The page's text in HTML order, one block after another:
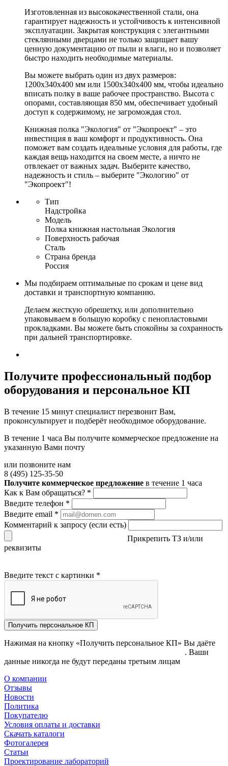
Изготовленная из высококачественной стали, она
гарантирует надежность и устойчивость к интенсивной
эксплуатации. Закрытая конструкция с элегантными
стеклянными дверцами не только защищает вашу
ценную документацию от пыли и влаги, но и позволяет
быстро находить необходимые материалы.
Вы можете выбрать один из двух размеров:
1200х340х400 мм или 1500х340х400 мм, чтобы идеально
вписать полку в ваше рабочее пространство. Высота с
опорами, составляющая 850 мм, обеспечивает удобный
доступ к содержимому, не загромождая стол.
Книжная полка "Экология" от "Экопроект" – это
инвестиция в ваш комфорт и продуктивность. Она
поможет вам создать идеальные условия для работы, где
каждая вещь находится на своем месте, а ничто не
отвлекает от важных задач. Выберите качество,
надежность и стиль – выберите "Экологию" от
"Экопроект"!
Тип
Надстройка
Модель
Полка книжная настольная Экология
Поверхность рабочая
Сталь
Страна бренда
Россия
Мы подбираем оптимальные по срокам и цене вид
доставки и транспортную компанию.
Делаем жесткую обрешетку, или дополнительно
упаковываем в большую коробку с пенопластовыми
прокладками. Вы можете быть спокойны за сохранность
при дальней транспортировке.
Получите профессиональный подбор
оборудования и персональное КП
В течение 15 минут специалист перезвонит Вам,
проконсультирует и подберёт необходимое оборудование.
В течение 1 часа Вы получите коммерческое предложение на
указанную Вами почту
или позвоните нам
8 (495) 125-35-50
Получите коммерческое предложение в течение 1 часа
Как к Вам обращаться? *
Введите телефон *
Введите email *
Комментарий к запросу (если есть)
Прикрепить ТЗ и/или
реквизиты
Введите текст с картинки *
Получить персональное КП
Нажимая на кнопку «Получить персональное КП» Вы даёте
. Ваши
данные никогда не будут переданы третьим лицам
О компании
Отзывы
Новости
Политика
Покупателю
Условия оплаты и доставки
Скачать каталоги
Фотогалерея
Статьи
Проектирование лабораторий